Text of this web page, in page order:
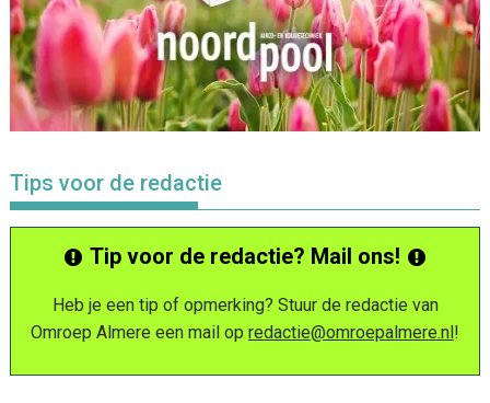
Tips voor de redactie
Tip voor de redactie? Mail ons!
Heb je een tip of opmerking? Stuur de redactie van
Omroep Almere een mail op redactie@omroepalmere.nl!